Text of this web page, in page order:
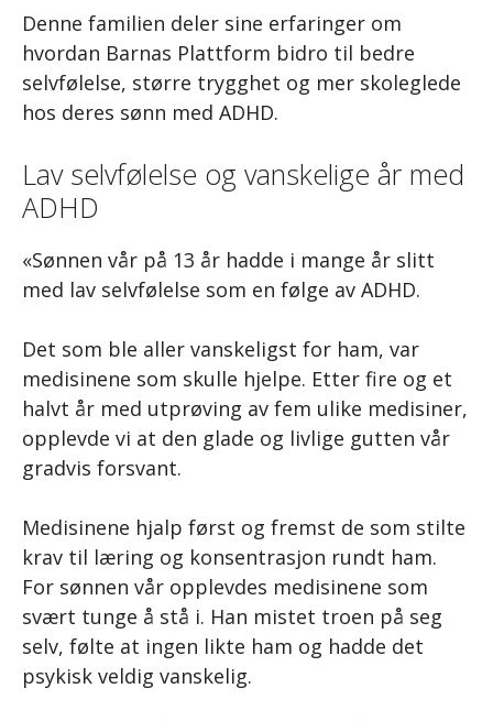
Denne familien deler sine erfaringer om
hvordan Barnas Plattform bidro til bedre
selvfølelse, større trygghet og mer skoleglede
hos deres sønn med ADHD.
Lav selvfølelse og vanskelige år med
ADHD
«Sønnen vår på 13 år hadde i mange år slitt
med lav selvfølelse som en følge av ADHD.
Det som ble aller vanskeligst for ham, var
medisinene som skulle hjelpe. Etter fire og et
halvt år med utprøving av fem ulike medisiner,
opplevde vi at den glade og livlige gutten vår
gradvis forsvant.
Medisinene hjalp først og fremst de som stilte
krav til læring og konsentrasjon rundt ham.
For sønnen vår opplevdes medisinene som
svært tunge å stå i. Han mistet troen på seg
selv, følte at ingen likte ham og hadde det
psykisk veldig vanskelig.